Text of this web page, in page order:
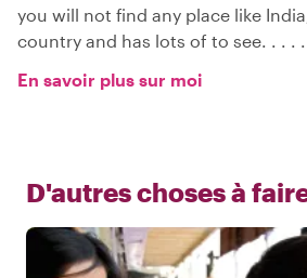
you will not find any place like
country and has lots of to see. . . . .
En savoir plus sur moi
D'autres choses à